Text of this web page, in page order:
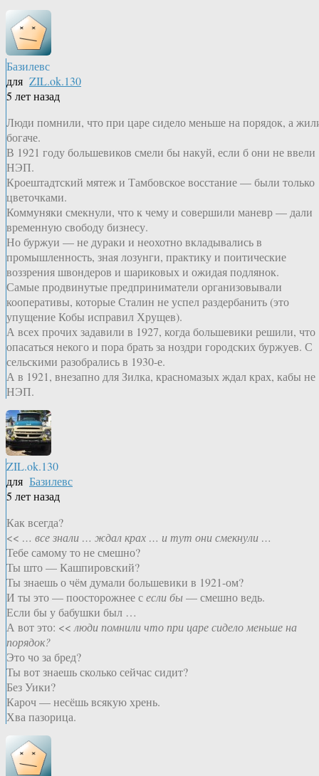
Базилевс
для ZIL.ok.130
5 лет назад
Люди помнили, что при царе сидело меньше на порядок, а
богаче.
В 1921 году большевиков смели бы накуй, если б они не ввели
НЭП.
Кроештадтский мятеж и Тамбовское восстание — были только
цветочками.
Коммуняки смекнули, что к чему и совершили маневр — дали
временную свободу бизнесу.
Но буржуи — не дураки и неохотно вкладывались в
промышленность, зная лозунги, практику и поитические
воззрения швондеров и шариковых и ожидая подлянок.
Самые продвинутые предприниматели организовывали
кооперативы, которые Сталин не успел раздербанить (это
упущение Кобы исправил Хрущев).
А всех прочих задавили в 1927, когда большевики решили, что
опасаться некого и пора брать за ноздри городских буржуев. С
сельскими разобрались в 1930-е.
А в 1921, внезапно для Зилка, красномазых ждал крах, кабы не
НЭП.
ZIL.ok.130
для Базилевс
5 лет назад
Как всегда?
<< … все знали … ждал крах … и тут они смекнули …
Тебе самому то не смешно?
Ты што — Кашпировский?
Ты знаешь о чём думали большевики в 1921-ом?
И ты это — поосторожнее сесли бы — смешно ведь.
Если бы у бабушки был …
А вот это: <<люди помнили что при царе сидело меньше на
порядок?
Это чо за бред?
Ты вот знаешь сколько сейчас сидит?
Без Уики?
Кароч — несёшь всякую хрень.
Хва пазорица.